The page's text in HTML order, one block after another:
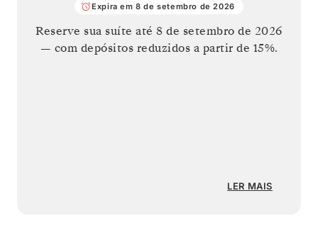
Expira em 8 de setembro de 2026
Reserve sua suíte até8 de setembro de 2026
— com depósitos reduzidos a partir de 15%.
LER MAIS